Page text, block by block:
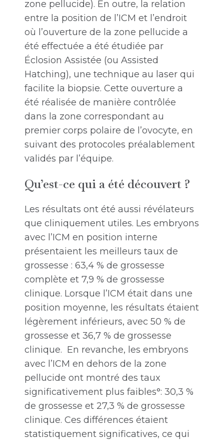
zone pellucide). En outre, la relation
entre la position de l’ICM et l’endroit
où l’ouverture de la zone pellucide a
été effectuée a été étudiée par
Éclosion Assistée (ou Assisted
Hatching), une technique au laser qui
facilite la biopsie. Cette ouverture a
été réalisée de manière contrôlée
dans la zone correspondant au
premier corps polaire de l’ovocyte, en
suivant des protocoles préalablement
validés par l’équipe.
Qu’est-ce qui a été découvert ?
Les résultats ont été aussi révélateurs
que cliniquement utiles. Les embryons
avec l’ICM en position interne
présentaient les meilleurs taux de
grossesse : 63,4 % de grossesse
complète et 7,9 % de grossesse
clinique. Lorsque l’ICM était dans une
position moyenne, les résultats étaient
légèrement inférieurs, avec 50 % de
grossesse et 36,7 % de grossesse
clinique. En revanche, les embryons
avec l’ICM en dehors de la zone
pellucide ont montré des taux
significativement plus faibles°: 30,3 %
de grossesse et 27,3 % de grossesse
clinique. Ces différences étaient
statistiquement significatives, ce qui